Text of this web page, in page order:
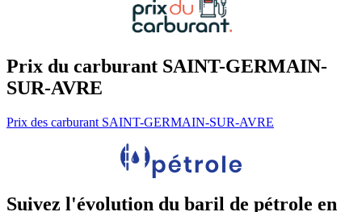
Prix du carburant SAINT-GERMAIN-
SUR-AVRE
Prix des carburant SAINT-GERMAIN-SUR-AVRE
Suivez l'évolution du baril de pétrole en